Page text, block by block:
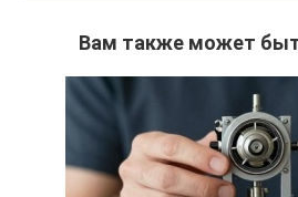
Вам также может